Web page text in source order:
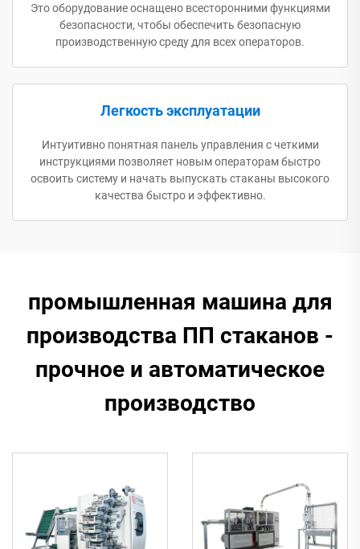
Это оборудование оснащено всесторонними функциями
безопасности, чтобы обеспечить безопасную
производственную среду для всех операторов.
Легкость эксплуатации
Интуитивно понятная панель управления с четкими
инструкциями позволяет новым операторам быстро
освоить систему и начать выпускать стаканы высокого
качества быстро и эффективно.
промышленная машина для
производства ПП стаканов -
прочное и автоматическое
производство